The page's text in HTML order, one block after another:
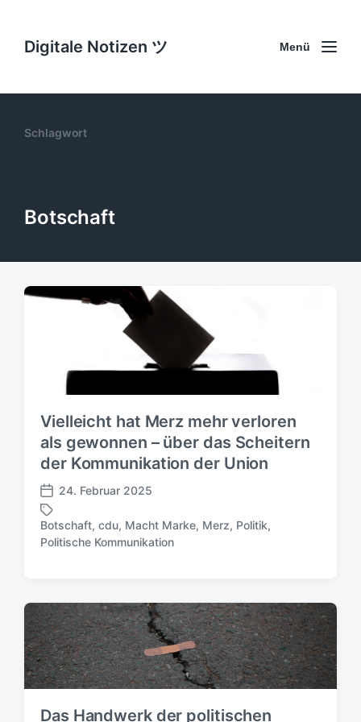
Digitale Notizen ツ Menü
Schlagwort
Botschaft
Vielleicht hat Merz mehr verloren
als gewonnen – über das Scheitern
der Kommunikation der Union
V
e
r
ö
e
n
t
l
i
c
u
24. Februar 2025
S
a
g
w
ö
r
t
Botschaft, cdu, Macht Marke, Merz, Politik,
Politische Kommunikation
Das Handwerk der politischen